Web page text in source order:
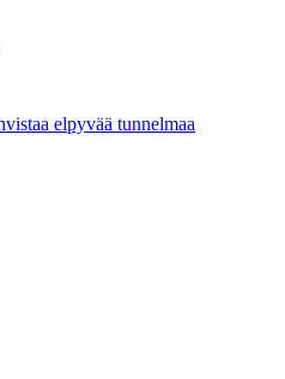
elpyvää tunnelmaa